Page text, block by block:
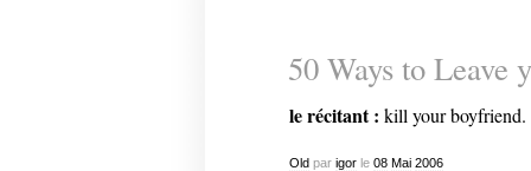
50 Ways to Leave
le récitant : kill your boyfriend.
Oldpar igorle 08 Mai 2006